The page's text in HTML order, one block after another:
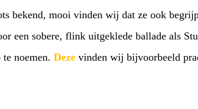
bekend, mooi vinden wij dat ze ook
een sobere, flink uitgeklede ballade als
noemen. Deze vinden wij bijvoorbeeld